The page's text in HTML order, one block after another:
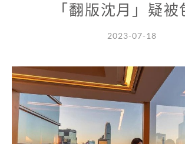
「翻版沈月」疑被
2023-07-18